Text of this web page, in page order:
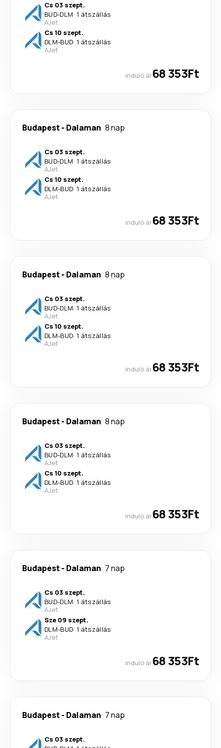
Cs 03 szept.
BUD-DLM· 1 átszállás
AJet
Cs 10 szept.
DLM-BUD· 1 átszállás
AJet
induló ár68 353Ft
Budapest- Dalaman 8 nap
Cs 03 szept.
BUD-DLM· 1 átszállás
AJet
Cs 10 szept.
DLM-BUD· 1 átszállás
AJet
induló ár68 353Ft
Budapest- Dalaman 8 nap
Cs 03 szept.
BUD-DLM· 1 átszállás
AJet
Cs 10 szept.
DLM-BUD· 1 átszállás
AJet
induló ár68 353Ft
Budapest- Dalaman 8 nap
Cs 03 szept.
BUD-DLM· 1 átszállás
AJet
Cs 10 szept.
DLM-BUD· 1 átszállás
AJet
induló ár68 353Ft
Budapest- Dalaman 7 nap
Cs 03 szept.
BUD-DLM· 1 átszállás
AJet
Sze 09 szept.
DLM-BUD· 1 átszállás
AJet
induló ár68 353Ft
Budapest- Dalaman 7 nap
Cs 03 szept.